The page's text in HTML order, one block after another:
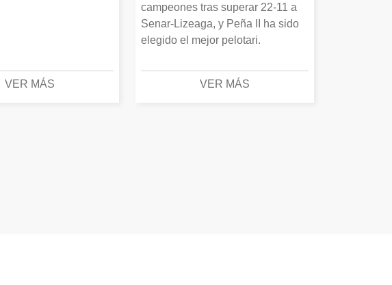
VER MÁS
campeones tras superar 22-11 a
Senar-Lizeaga, y Peña II ha sido
elegido el mejor pelotari.
VER MÁS